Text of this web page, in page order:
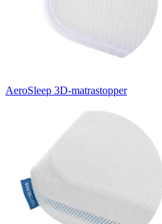
AeroSleep 3D-matrastopper